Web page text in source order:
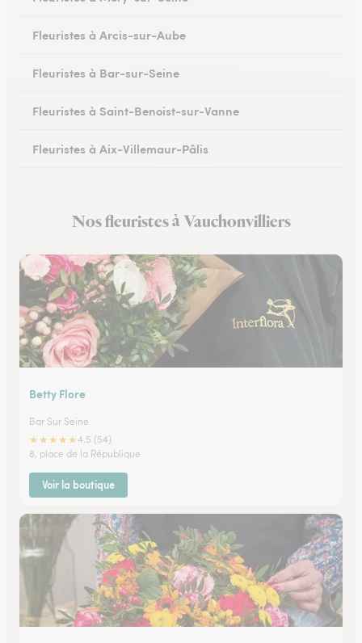
Fleuristes à Arcis-sur-Aube
Fleuristes à Bar-sur-Seine
Fleuristes à Saint-Benoist-sur-Vanne
Fleuristes à Aix-Villemaur-Pâlis
Nos fleuristes à Vauchonvilliers
Betty Flore
Bar Sur Seine
★★★★★4.5 (54)
8, place de la République
Voir la boutique